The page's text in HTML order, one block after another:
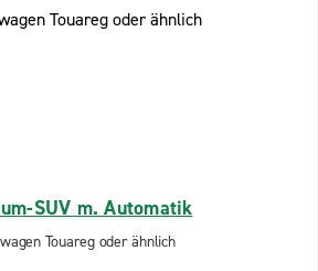
SUV m. Automatik
Touareg oder ähnlich